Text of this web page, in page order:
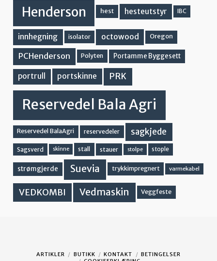
Henderson hest hesteutstyr IBC
innhegning isolator octowood Oregon
PCHenderson Polyten Portamme Byggesett
portrull portskinne PRK
Reservedel Bala Agri
Reservedel BalaAgri reservedeler sagkjede
Sagsverd skinne stall stauer stolpe stople
strømgjerde Suevia trykkimpregnert varmekabel
VEDKOMBI Vedmaskin Veggfeste
ARTIKLER BUTIKK KONTAKT
BETINGELSER